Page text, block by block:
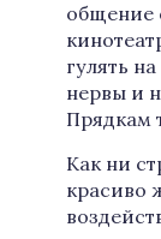
общение
гулять
нервы и
Прядкам
Как ни
красиво